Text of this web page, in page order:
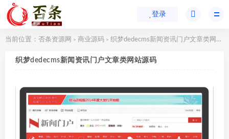
登录
当前位置： 否条资源网 > 商业源码 > 织梦dedecms新闻资讯门户文章类网站源码
织梦dedecms新闻资讯门户文章类网站源码